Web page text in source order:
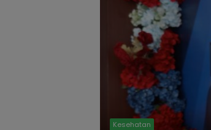
Kesehatan